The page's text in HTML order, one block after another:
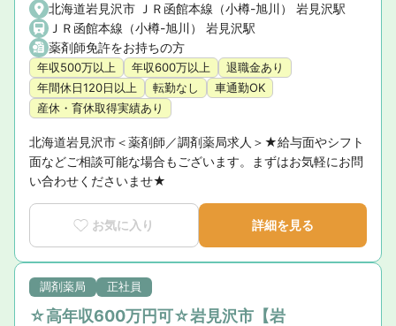
北海道岩見沢市 ＪＲ函館本線（小樽-旭川） 岩見沢駅
ＪＲ函館本線（小樽-旭川） 岩見沢駅
薬剤師免許をお持ちの方
年収500万以上 年収600万以上
退職金あり
年間休日120日以上
転勤なし
車通勤OK
産休・育休取得実績あり
北海道岩見沢市＜薬剤師／調剤薬局求人＞★給与面やシフト
面などご相談可能な場合もございます。まずはお気軽にお問
い合わせくださいませ★
お気に入り 詳細を見る
調剤薬局 正社員
☆高年収600万円可☆岩見沢市【岩